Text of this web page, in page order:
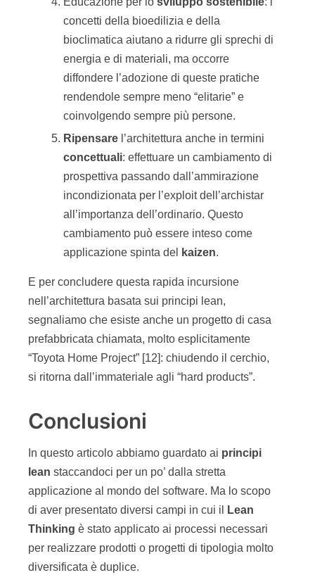
concetti della bioedilizia e della
bioclimatica aiutano a ridurre gli sprechi di
energia e di materiali, ma occorre
diffondere l’adozione di queste pratiche
rendendole sempre meno “elitarie” e
coinvolgendo sempre più persone.
Ripensare l’architettura anche in termini
concettuali: effettuare un cambiamento di
prospettiva passando dall’ammirazione
incondizionata per l’exploit dell’archistar
all’importanza dell’ordinario. Questo
cambiamento può essere inteso come
applicazione spinta del
kaizen.
E per concludere questa rapida incursione
nell’architettura basata sui principi lean,
segnaliamo che esiste anche un progetto di casa
prefabbricata chiamata, molto esplicitamente
“Toyota Home Project” [12]: chiudendo il cerchio,
si ritorna dall’immateriale agli “hard products”.
Conclusioni
In questo articolo abbiamo guardato ai principi
lean staccandoci per un po’ dalla stretta
applicazione al mondo del software. Ma lo scopo
di aver presentato diversi campi in cui il
Lean
Thinking è stato applicato ai processi necessari
per realizzare prodotti o progetti di tipologia molto
diversificata è duplice.